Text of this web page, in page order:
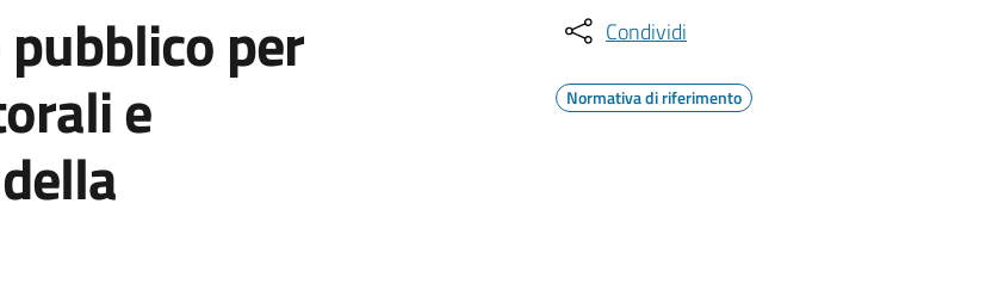
per
e
Condividi
Normativa di riferimento